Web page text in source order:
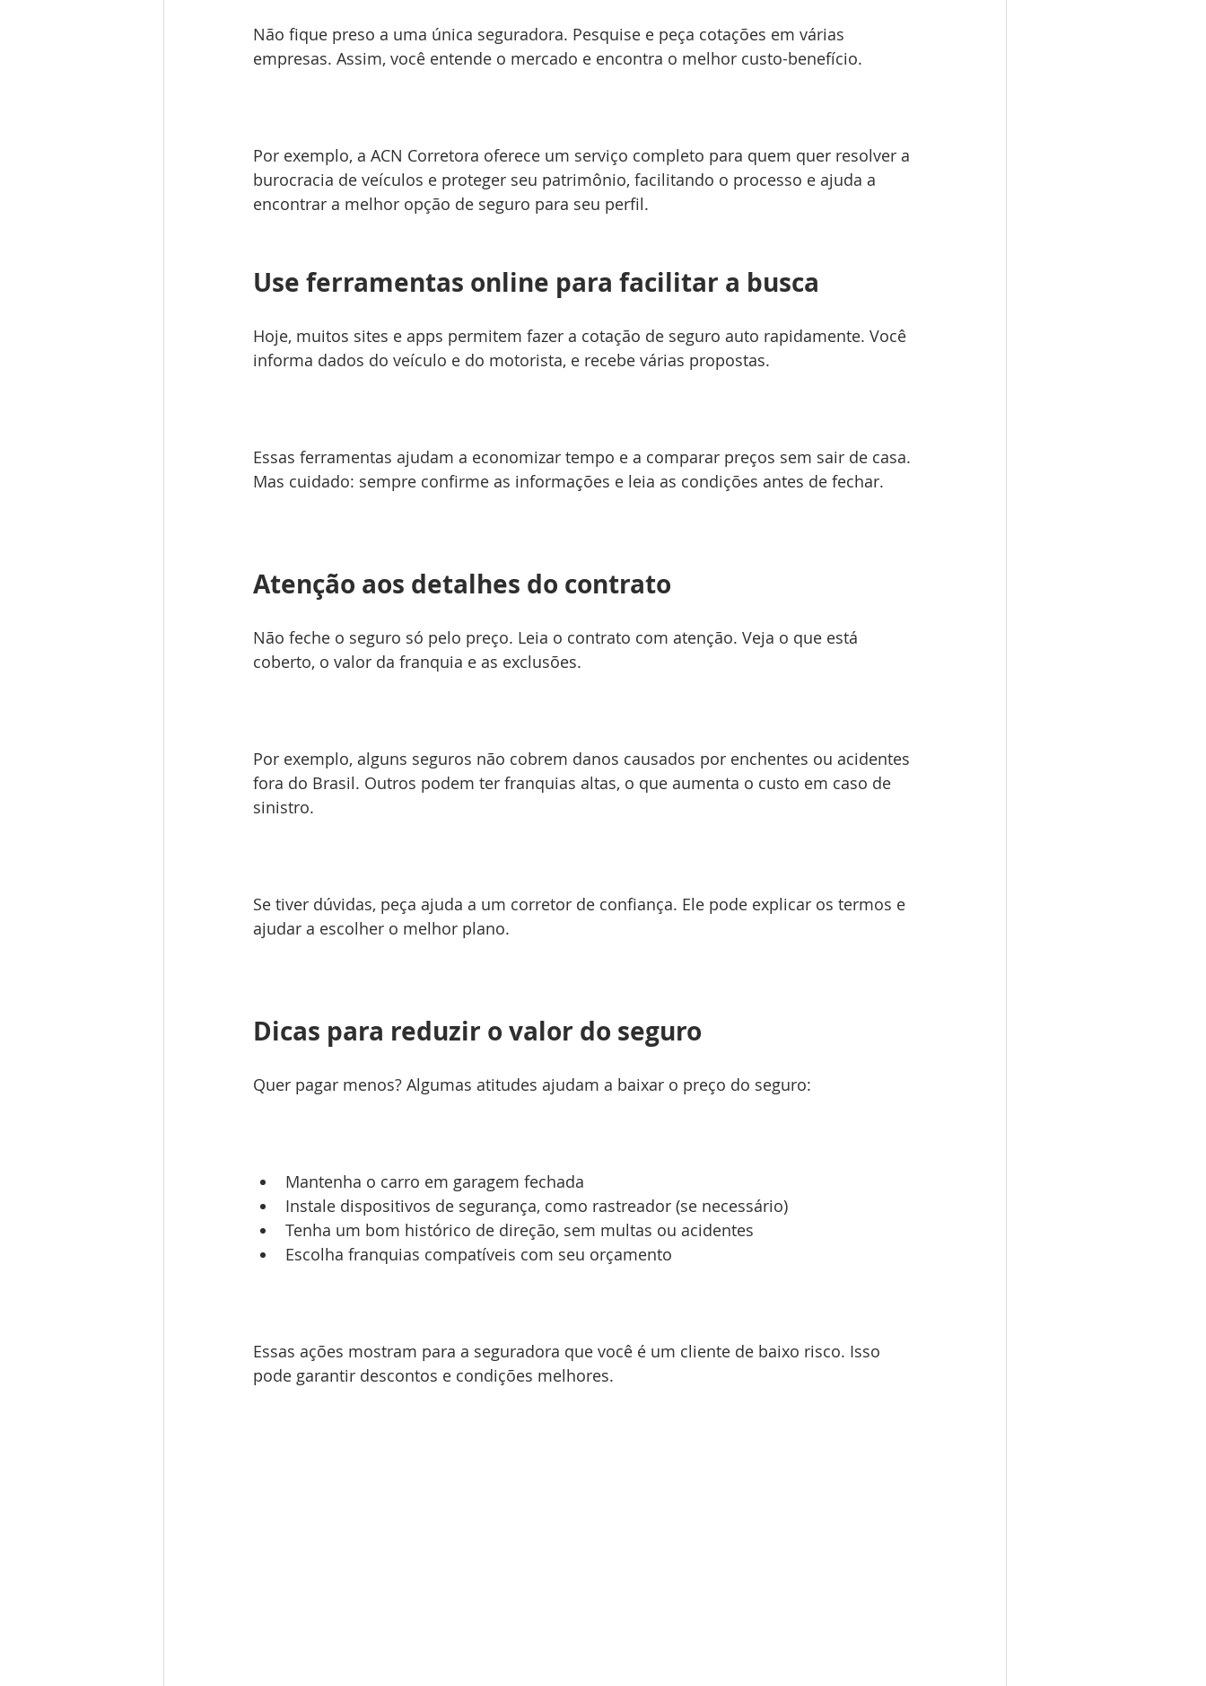
Não fique preso a uma única seguradora. Pesquise e peça cotações em várias
empresas. Assim, você entende o mercado e encontra o melhor custo-benefício.
Por exemplo, a ACN Corretora oferece um serviço completo para quem quer resolver a
burocracia de veículos e proteger seu patrimônio, facilitando o processo e ajuda a
encontrar a melhor opção de seguro para seu perfil.
Use ferramentas online para facilitar a busca
Hoje, muitos sites e apps permitem fazer a cotação de seguro auto rapidamente. Você
informa dados do veículo e do motorista, e recebe várias propostas.
Essas ferramentas ajudam a economizar tempo e a comparar preços sem sair de casa.
Mas cuidado: sempre confirme as informações e leia as condições antes de fechar.
Atenção aos detalhes do contrato
Não feche o seguro só pelo preço. Leia o contrato com atenção. Veja o que está
coberto, o valor da franquia e as exclusões.
Por exemplo, alguns seguros não cobrem danos causados por enchentes ou acidentes
fora do Brasil. Outros podem ter franquias altas, o que aumenta o custo em caso de
sinistro.
Se tiver dúvidas, peça ajuda a um corretor de confiança. Ele pode explicar os termos e
ajudar a escolher o melhor plano.
Dicas para reduzir o valor do seguro
Quer pagar menos? Algumas atitudes ajudam a baixar o preço do seguro:
Mantenha o carro em garagem fechada
Instale dispositivos de segurança, como rastreador (se necessário)
Tenha um bom histórico de direção, sem multas ou acidentes
Escolha franquias compatíveis com seu orçamento
Essas ações mostram para a seguradora que você é um cliente de baixo risco. Isso
pode garantir descontos e condições melhores.